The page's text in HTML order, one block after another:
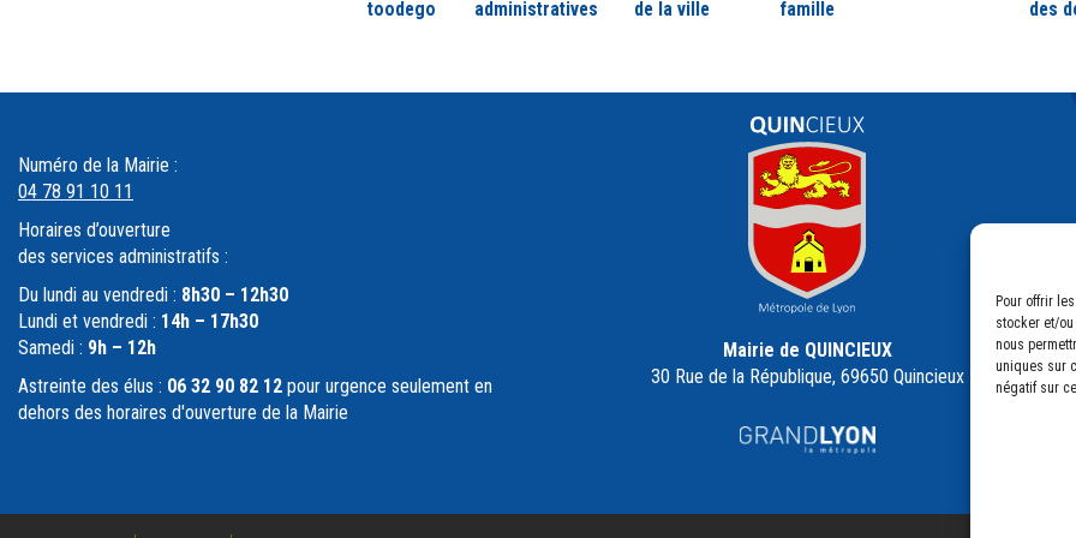
Pour offrir
stocker et/
nous
uniques sur
négatif sur
toodego administratives de la ville famille des
Numéro de la Mairie :
04 78 91 10 11
Horaires d’ouverture
des services administratifs :
Du lundi au vendredi : 8h30 – 12h30
Lundi et vendredi : 14h – 17h30
Samedi : 9h – 12h
Astreinte des élus : 06 32 90 82 12 pour urgence seulement en
dehors des horaires d'ouverture de la Mairie
Mairie de QUINCIEUX
30 Rue de la République, 69650 Quincieux